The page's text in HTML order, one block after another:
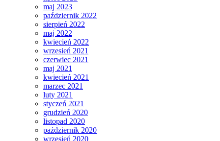
maj 2023
październik 2022
sierpień 2022
maj 2022
kwiecień 2022
wrzesień 2021
czerwiec 2021
maj 2021
kwiecień 2021
marzec 2021
luty 2021
styczeń 2021
grudzień 2020
listopad 2020
październik 2020
wrzesień 2020